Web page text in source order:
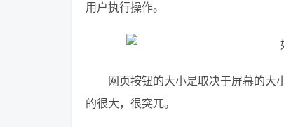
用户执行操作。
网页按钮的大小是取决于屏幕的大
的很大，很突兀。